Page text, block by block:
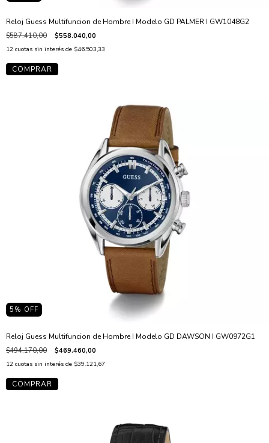
Reloj Guess Multifuncion de Hombre I Modelo GD PALMER I GW1048G2
$587.410,00 $558.040,00
12 cuotas sin interés de $46.503,33
5 % OFF
Reloj Guess Multifuncion de Hombre I Modelo GD DAWSON I GW0972G1
$494.170,00 $469.460,00
12 cuotas sin interés de $39.121,67